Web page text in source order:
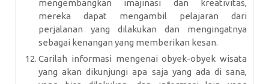
mengembangkan imajinasi dan kreativitas,
mereka dapat mengambil pelajaran dari
perjalanan yang dilakukan dan mengingatnya
sebagai kenangan yang memberikan kesan.
Carilah informasi mengenai obyek-obyek wisata
yang akan dikunjungi apa saja yang ada di sana,